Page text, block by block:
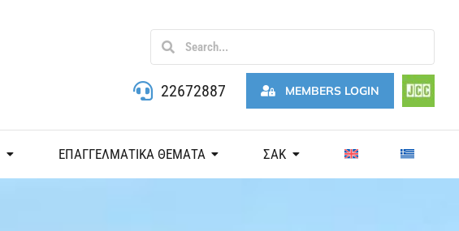
22672887 MEMBERS LOGIN
ΕΠΑΓΓΕΛΜΑΤΙΚΑ ΘΕΜΑΤΑ ΣΑΚ